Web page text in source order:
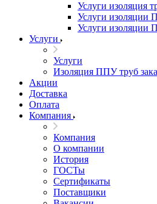
Услуги изоляция
Услуги
Услуги
Услуги
Услуги
Изоляция ППУ труб
Акции
Доставка
Оплата
Компания
Компания
О компании
История
ГОСТы
Сертификаты
Поставщики